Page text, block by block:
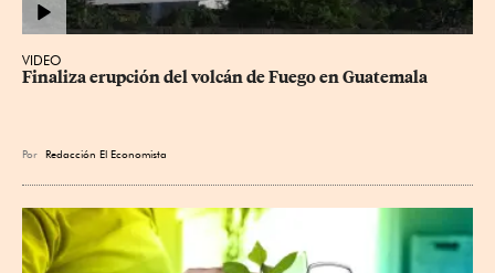
VIDEO
Finaliza erupción del volcán de Fuego en Guatemala
Por Redacción El Economista